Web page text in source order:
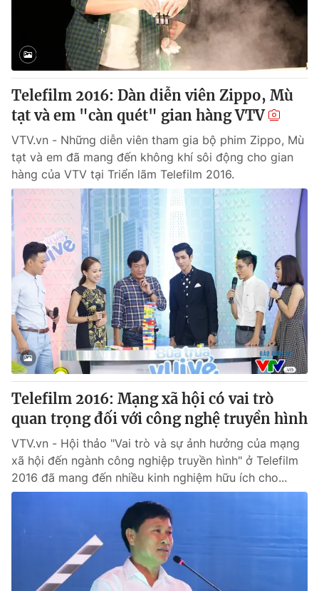
Thị trường
Tư vấn
Lịch phát sóng
Chuyên mục khác
Emagazine Podcast
Photo Infographic
Video Shorts video
VTV Money VTV Thể thao
VTV Sức khoẻ Bất động sản
Thị trường 24h Tấm lòng Việt
VTV4 Vươn mình bằng AI
VTV8
Liên hệ tòa soạn English
Theo dõi báo trên
Telefilm 2016: Dàn diễn viên Zippo, Mù
tạt và em "càn quét" gian hàng VTV
VTV.vn - Những diễn viên tham gia bộ phim Zippo, Mù
tạt và em đã mang đến không khí sôi động cho gian
hàng của VTV tại Triển lãm Telefilm 2016.
Telefilm 2016: Mạng xã hội có vai trò
quan trọng đối với công nghệ truyền hình
VTV.vn - Hội thảo "Vai trò và sự ảnh hưởng của mạng
xã hội đến ngành công nghiệp truyền hình" ở Telefilm
2016 đã mang đến nhiều kinh nghiệm hữu ích cho...